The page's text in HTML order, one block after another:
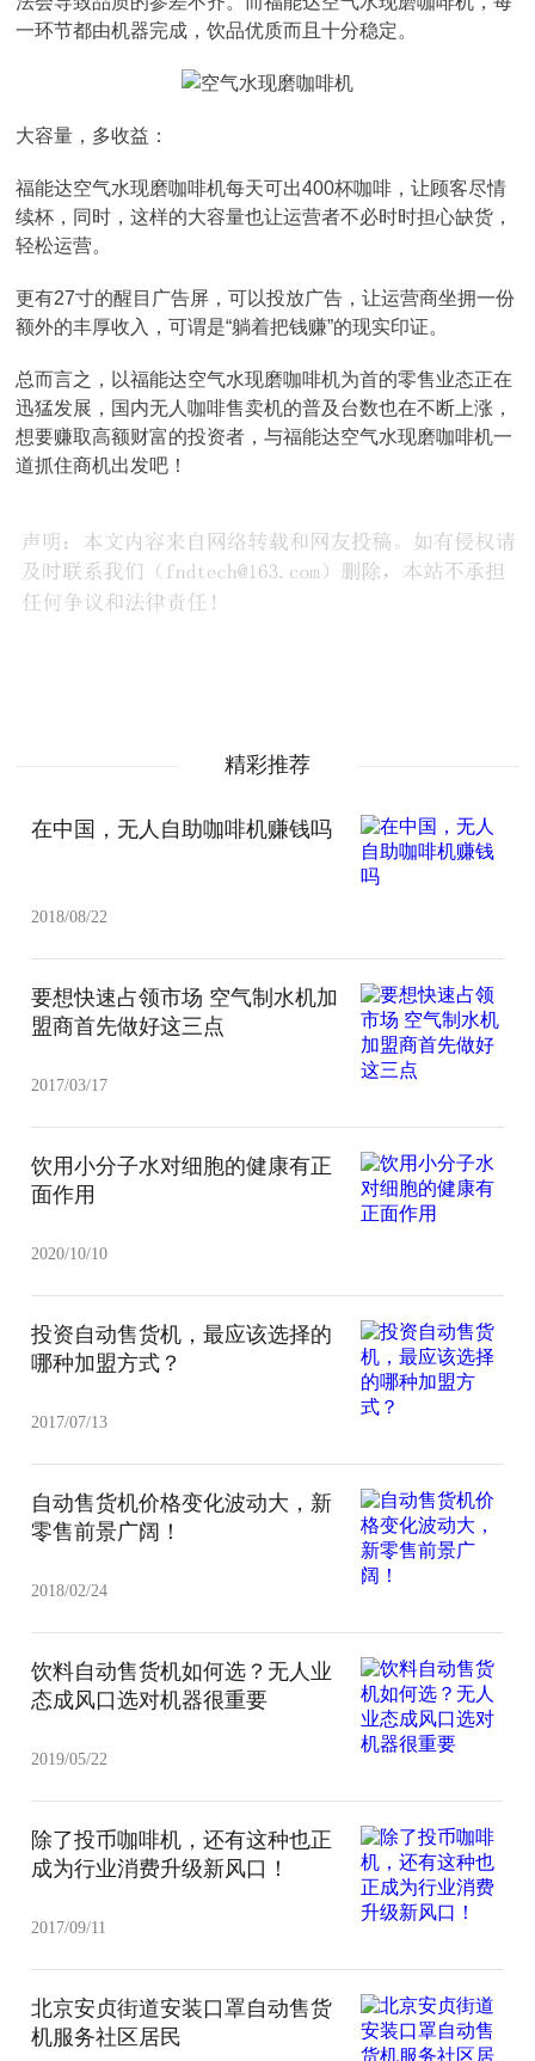
一环节都由机器完成，饮品优质而且十分稳定。
大容量，多收益：
福能达空气水现磨咖啡机每天可出400杯咖啡，让顾客尽情
续杯，同时，这样的大容量也让运营者不必时时担心缺货，
轻松运营。
更有27寸的醒目广告屏，可以投放广告，让运营商坐拥一份
额外的丰厚收入，可谓是“躺着把钱赚”的现实印证。
总而言之，以福能达空气水现磨咖啡机为首的零售业态正在
迅猛发展，国内无人咖啡售卖机的普及台数也在不断上涨，
想要赚取高额财富的投资者，与福能达空气水现磨咖啡机一
道抓住商机出发吧！
精彩推荐
在中国，无人自助咖啡机赚钱吗
2018/08/22
要想快速占领市场 空气制水机加
盟商首先做好这三点
2017/03/17
饮用小分子水对细胞的健康有正
面作用
2020/10/10
投资自动售货机，最应该选择的
哪种加盟方式？
2017/07/13
自动售货机价格变化波动大，新
零售前景广阔！
2018/02/24
饮料自动售货机如何选？无人业
态成风口选对机器很重要
2019/05/22
除了投币咖啡机，还有这种也正
成为行业消费升级新风口！
2017/09/11
北京安贞街道安装口罩自动售货
机服务社区居民